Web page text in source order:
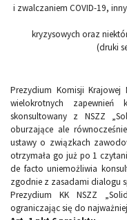
i zwalczaniem COVID-19,
kryzysowych oraz
(druki
Prezydium Komisji Krajowej
wielokrotnych
skonsultowany z NSZZ
oburzające ale
ustawy o związkach
otrzymała go już po 1
de facto uniemożliwia
zgodnie z zasadami dialogu
Prezydium KK NSZZ
ograniczając się do